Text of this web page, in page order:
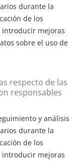
durante la
de los
introducir mejoras
sobre el uso de
respecto de las
responsables
y análisis
durante la
de los
introducir mejoras